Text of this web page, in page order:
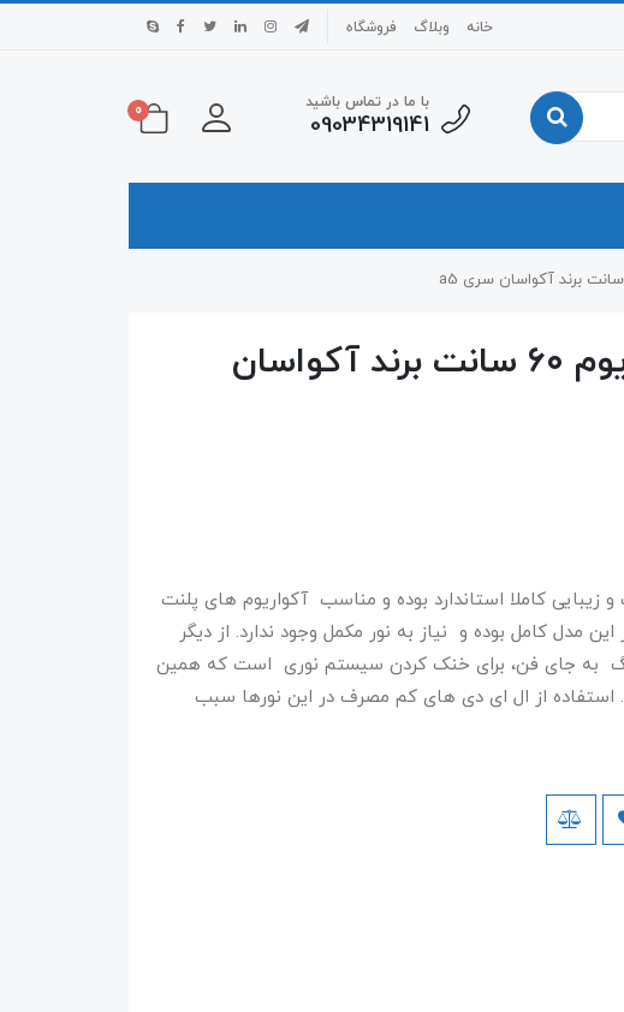
خانه وبلاگ فروشگاه
با ما در تماس باشید
09034319141
0
نور ال ای دی آکواریوم ۶۰ سانت برند آکواسان
زیبایی کاملا استاندارد بوده و مناسب آکواریوم های پلنت
مدل کامل بوده و نیاز به نور مکمل وجود ندارد. از دیگر
به جای فن، برای خنک کردن سیستم نوری است که همین
استفاده از ال ای دی های کم مصرف در این نورها سبب